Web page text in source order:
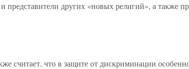
представители других «новых религий», а также
считает, что в защите от дискриминации